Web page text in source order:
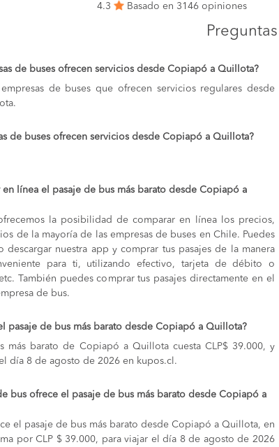
4.3 Basado en 3146 opiniones
de buses ofrecen servicios desde Copiapó a Quillota?
de buses que ofrecen servicios regulares desde
de buses ofrecen servicios desde Copiapó a Quillota?
línea el pasaje de bus más barato desde Copiapó a
la posibilidad de comparar en línea los precios,
de la mayoría de las empresas de buses en Chile. Puedes
descargar nuestra app y comprar tus pasajes de la manera
para ti, utilizando efectivo, tarjeta de débito o
También puedes comprar tus pasajes directamente en el
de bus.
pasaje de bus más barato desde Copiapó a Quillota?
más barato de Copiapó a Quillota cuesta CLP$ 39.000, y
día 8 de agosto de 2026 en kupos.cl.
bus ofrece el pasaje de bus más barato desde Copiapó a
el pasaje de bus más barato desde Copiapó a Quillota, en
por CLP $ 39.000, para viajar el día 8 de agosto de 2026